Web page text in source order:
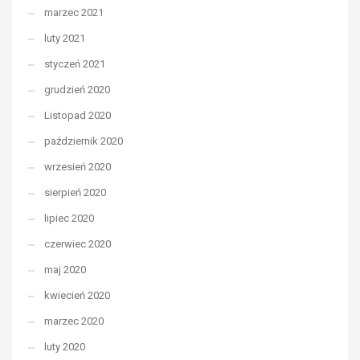
marzec 2021
luty 2021
styczeń 2021
grudzień 2020
Listopad 2020
październik 2020
wrzesień 2020
sierpień 2020
lipiec 2020
czerwiec 2020
maj 2020
kwiecień 2020
marzec 2020
luty 2020